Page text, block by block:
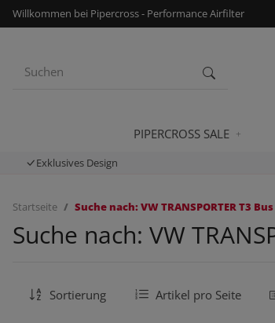
Willkommen bei Pipercross - Performance Airfilter
PIPERCROSS SALE
Exklusives Design
Startseite Suche nach: VW TRANSPORTER T3
Suche nach: VW
Sortierung Artikel pro Seite